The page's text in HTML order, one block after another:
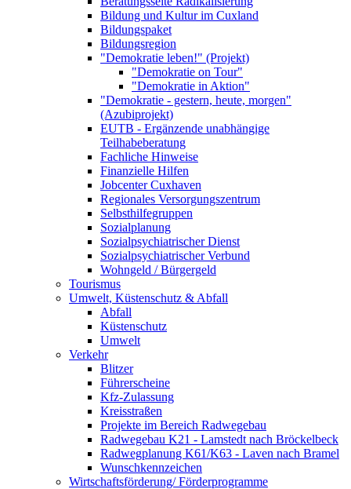
Bildung und Kultur im Cuxland
Bildungspaket
Bildungsregion
"Demokratie leben!" (Projekt)
"Demokratie on Tour"
"Demokratie in Aktion"
"Demokratie - gestern, heute, morgen"
(Azubiprojekt)
EUTB - Ergänzende unabhängige
Teilhabeberatung
Fachliche Hinweise
Finanzielle Hilfen
Jobcenter Cuxhaven
Regionales Versorgungszentrum
Selbsthilfegruppen
Sozialplanung
Sozialpsychiatrischer Dienst
Sozialpsychiatrischer Verbund
Wohngeld / Bürgergeld
Tourismus
Umwelt, Küstenschutz & Abfall
Abfall
Küstenschutz
Umwelt
Verkehr
Blitzer
Führerscheine
Kfz-Zulassung
Kreisstraßen
Projekte im Bereich Radwegebau
Radwegebau K21 - Lamstedt nach Bröckelbeck
Radwegplanung K61/K63 - Laven nach Bramel
Wunschkennzeichen
Wirtschaftsförderung/ Förderprogramme